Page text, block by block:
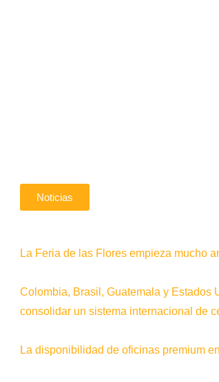
Noticias
La Feria de las Flores empieza mucho
Colombia, Brasil, Guatemala y Estados
consolidar un sistema internacional de
La disponibilidad de oficinas premium